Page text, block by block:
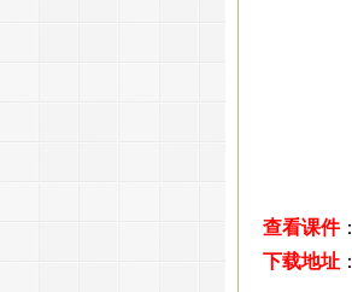
查看课件：
下载地址 ：